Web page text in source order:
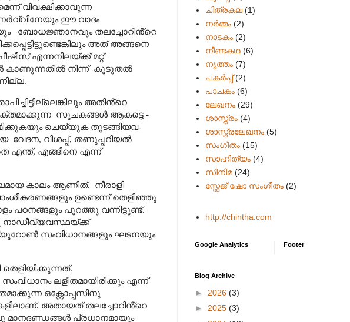
വിവക്ഷിക്കാവുന്ന
ഈ വാദം
ബോധജ്ഞാനവും തലച്ചോറിൻ്റെ
അത് അങ്ങനെ
എന്നനിലയ്ക്ക് മറ്റ്
കാണുന്നതിൽ നിന്ന് കൂടുതൽ
അതിൻ്റെ
സൂചകങ്ങൾ ആകട്ടെ -
ചെയ്യുക തുടങ്ങിയവ-
വേദന, വിശപ്പ്, തണുപ്പറിയൽ
എന്ത്, എങ്ങിനെ എന്ന്
കാലം ആണിത്. നീരാളി
ഉണ്ടെന്ന് തെളിഞ്ഞു
പഠനങ്ങളും പുറത്തു വന്നിട്ടുണ്ട്.
നാഡീവ്യവസ്ഥയ്ക്ക്
ന്യൂറോൺ സംവിധാനങ്ങളും ഘടനയും
ലളിതമായിരിക്കും എന്ന്
ഒക്റ്റോപ്പസിനു
അതായത് തലച്ചോറിൻ്റെ
മാനദണ്ഡങ്ങൾ പ്രധാനമായും
ചിത്രകല (1)
നർമ്മം (2)
നാടകം (2)
നീണ്ടകഥ (6)
നൃത്തം (7)
പകര്‍പ്പ് (2)
പാചകം (6)
ലേഖനം (29)
ശാസ്ത്രം (4)
ശാസ്ത്രലേഖനം (5)
സംഗീതം (15)
സാഹിത്യം (4)
സിനിമ (24)
സ്റ്റേജ് ഷോ സംഗീതം (2)
http://chintha.com
Google Analytics Footer
Blog Archive
► 2026 (3)
► 2025 (3)